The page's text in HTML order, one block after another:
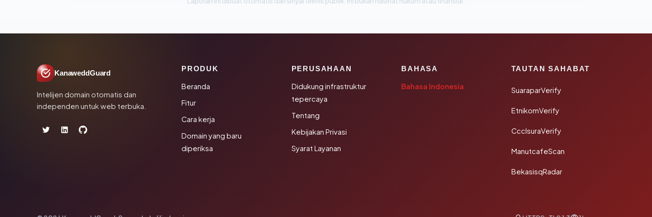
KanaweddGuard
Intelijen domain otomatis dan
independen untuk web terbuka.
PRODUK
Beranda
Fitur
Cara kerja
Domain yang baru
diperiksa
PERUSAHAAN
Didukung infrastruktur
tepercaya
Tentang
Kebijakan Privasi
Syarat Layanan
BAHASA
Bahasa Indonesia
TAUTAN SAHABAT
SuaraparVerify
EtnikomVerify
CcclsuraVerify
ManutcafeScan
BekasisqRadar